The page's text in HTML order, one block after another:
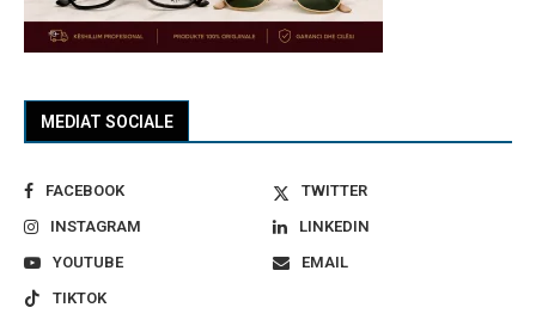
MEDIAT SOCIALE
FACEBOOK
TWITTER
INSTAGRAM
LINKEDIN
YOUTUBE
EMAIL
TIKTOK